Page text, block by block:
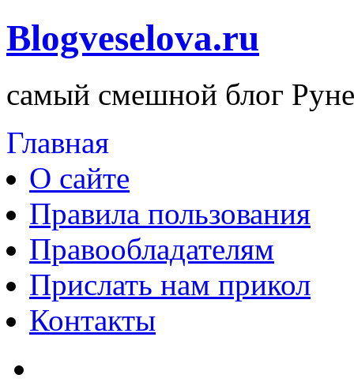
Blogveselova.ru
самый смешной блог
Главная
О сайте
Правила пользования
Правообладателям
Прислать нам прикол
Контакты